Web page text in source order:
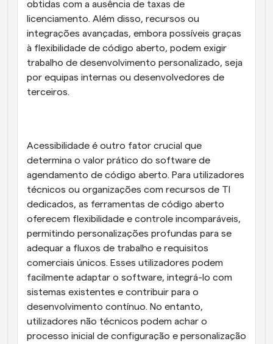
obtidas com a ausência de taxas de
licenciamento. Além disso, recursos ou
integrações avançadas, embora possíveis graças
à flexibilidade de código aberto, podem exigir
trabalho de desenvolvimento personalizado, seja
por equipas internas ou desenvolvedores de
terceiros.
Acessibilidade é outro fator crucial que
determina o valor prático do software de
agendamento de código aberto. Para utilizadores
técnicos ou organizações com recursos de TI
dedicados, as ferramentas de código aberto
oferecem flexibilidade e controle incomparáveis,
permitindo personalizações profundas para se
adequar a fluxos de trabalho e requisitos
comerciais únicos. Esses utilizadores podem
facilmente adaptar o software, integrá-lo com
sistemas existentes e contribuir para o
desenvolvimento contínuo. No entanto,
utilizadores não técnicos podem achar o
processo inicial de configuração e personalização